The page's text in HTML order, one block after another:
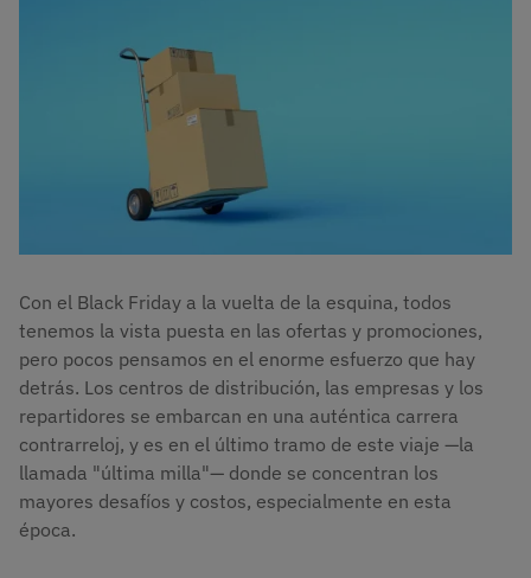
Con el Black Friday a la vuelta de la esquina, todos
tenemos la vista puesta en las ofertas y promociones,
pero pocos pensamos en el enorme esfuerzo que hay
detrás. Los centros de distribución, las empresas y los
repartidores se embarcan en una auténtica carrera
contrarreloj, y es en el último tramo de este viaje —la
llamada "última milla"— donde se concentran los
mayores desafíos y costos, especialmente en esta
época.